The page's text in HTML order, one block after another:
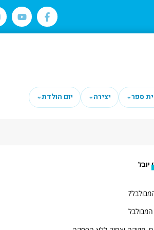
ספר⌄ יצירה⌄ יום הולדת⌄